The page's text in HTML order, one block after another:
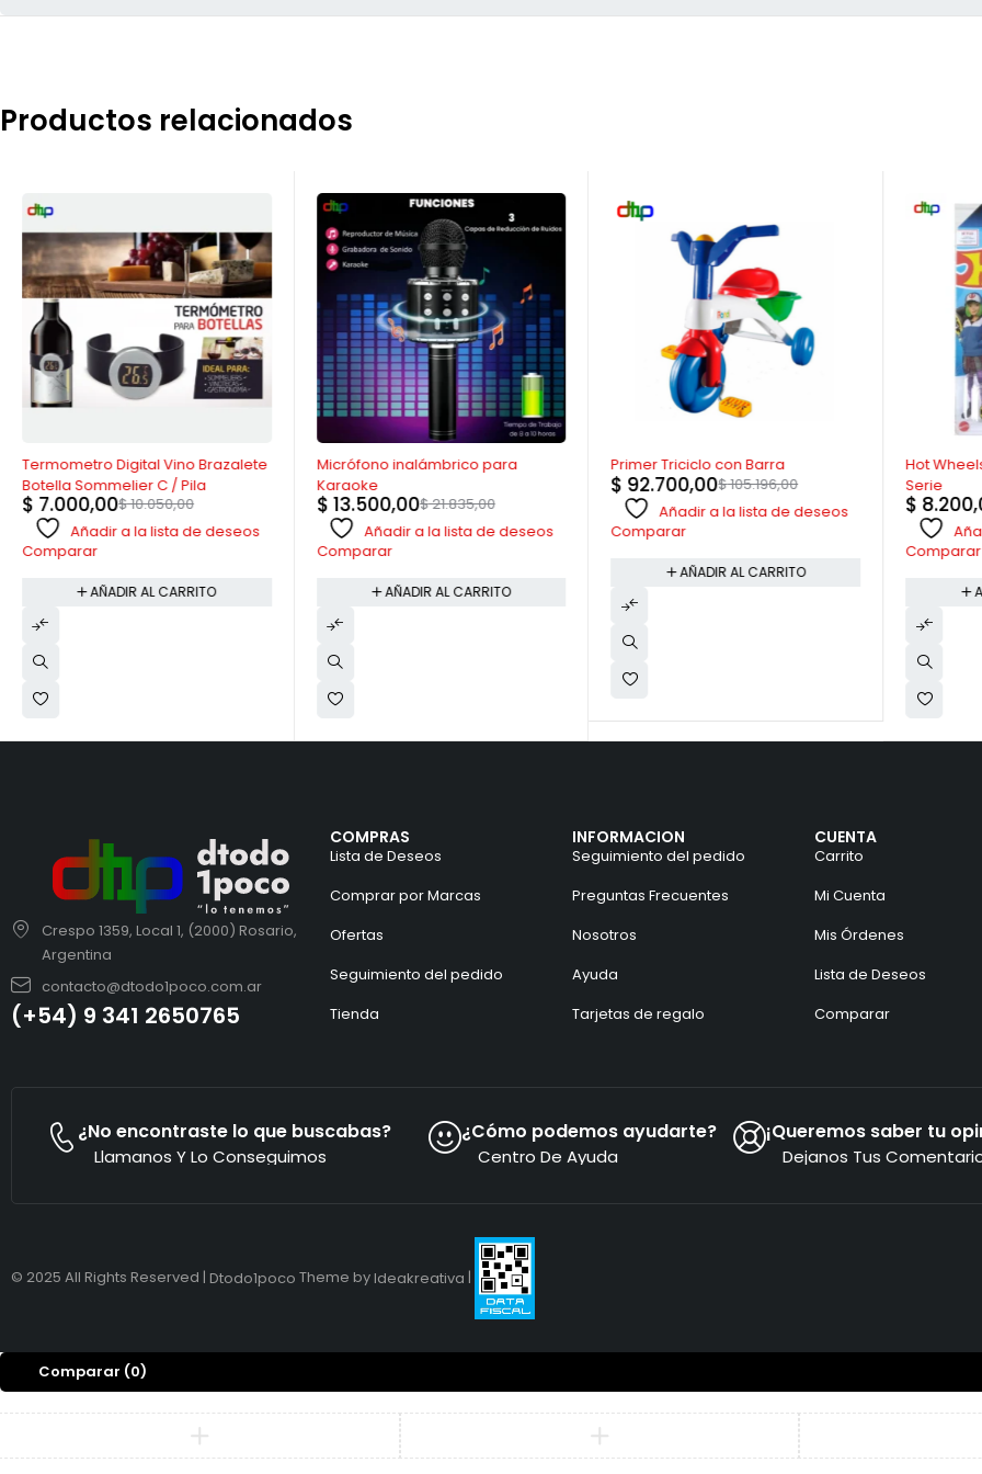
Productos relacionados
-30%
Termometro Digital Vino Brazalete
Botella Sommelier C / Pila
$10.050,00
$ 7.000,00
Añadir a la lista de deseos
Comparar
AÑADIR AL CARRITO
-38%
Micrófono inalámbrico para
Karaoke
$21.835,00
$ 13.500,00
Añadir a la lista de deseos
Comparar
AÑADIR AL CARRITO
-12%
Primer Triciclo con Barra
$105.196,00
$ 92.700,00
Añadir a la lista de deseos
Comparar
AÑADIR AL CARRITO
-40%
Hot
Serie
$
Comparar
Crespo 1359, Local 1, (2000) Rosario,
Argentina
contacto@dtodo1poco.com.ar
(+54) 9 341 2650765
COMPRAS
Lista de Deseos
Comprar por Marcas
Ofertas
Seguimiento del pedido
Tienda
INFORMACION
Seguimiento del pedido
Preguntas Frecuentes
Nosotros
Ayuda
Tarjetas de regalo
CUENTA
Carrito
Mi Cuenta
Mis Órdenes
Lista de Deseos
Comparar
¿No encontraste lo que buscabas?
Llamanos Y Lo Conseguimos
¿Cómo podemos ayudarte?
Centro De Ayuda
¡Queremos saber tu
Dejanos Tus
© 2025 All Rights Reserved | Dtodo1poco Theme by Ideakreativa |
Comparar (0)